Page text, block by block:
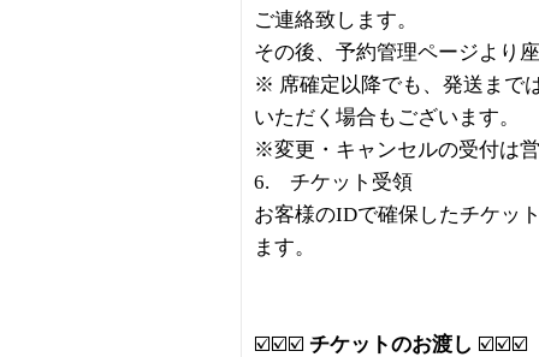
ご連絡致します。
その後、予約管理ページより
※ 席確定以降でも、発送まで
いただく場合もございます。
※変更・キャンセルの受付は
6. チケット受領
お客様のIDで確保したチケッ
ます。
☑️☑️☑️ チケットのお渡し ☑️☑️☑️